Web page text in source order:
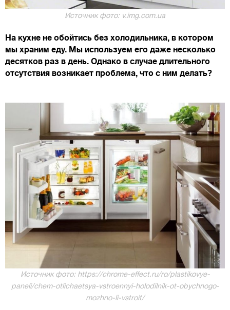
Источник фото: v.img.com.ua
На кухне не обойтись без холодильника, в котором
мы храним еду. Мы используем его даже несколько
десятков раз в день. Однако в случае длительного
отсутствия возникает проблема, что с ним делать?
Источник фото: https://chrome-effect.ru/ro/plastikovye-
paneli/chem-otlichaetsya-vstroennyi-holodilnik-ot-obychnogo-
mozhno-li-vstroit/